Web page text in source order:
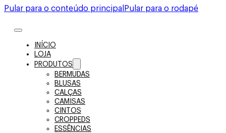
Pular para o conteúdo principal Pular para o rodapé
INÍCIO
LOJA
PRODUTOS
BERMUDAS
BLUSAS
CALÇAS
CAMISAS
CINTOS
CROPPEDS
ESSÊNCIAS